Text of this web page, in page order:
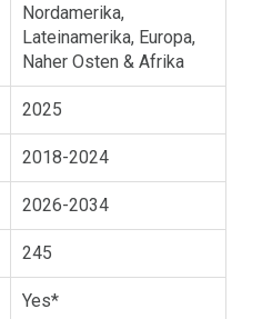
Nordamerika,
Lateinamerika, Europa,
Naher Osten & Afrika
2025
2018-2024
2026-2034
245
Yes*